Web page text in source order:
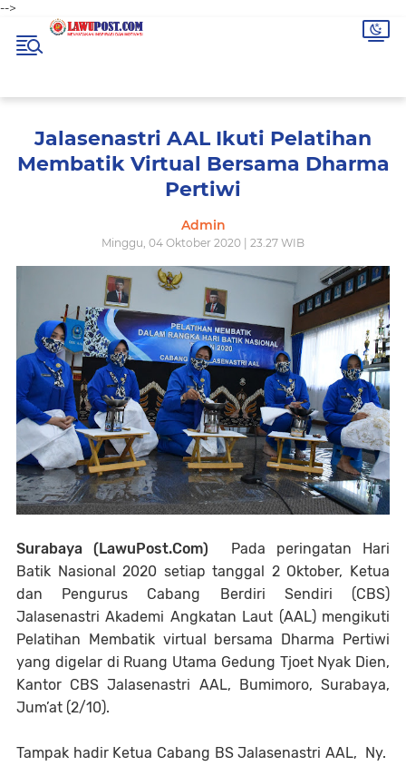
-->
Jalasenastri AAL Ikuti Pelatihan
Membatik Virtual Bersama Dharma
Pertiwi
Admin
Minggu, 04 Oktober 2020 | 23.27 WIB
Surabaya (LawuPost.Com)
Pada peringatan Hari
Batik Nasional 2020 setiap tanggal 2 Oktober, Ketua
dan Pengurus Cabang Berdiri Sendiri (CBS)
Jalasenastri Akademi Angkatan Laut (AAL) mengikuti
Pelatihan Membatik virtual bersama Dharma Pertiwi
yang digelar di Ruang Utama Gedung Tjoet Nyak Dien,
Kantor CBS Jalasenastri AAL, Bumimoro, Surabaya,
Jum’at (2/10).
Tampak hadir Ketua Cabang BS Jalasenastri AAL, Ny.